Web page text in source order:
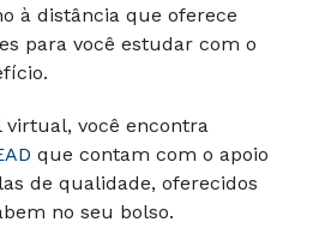
à distância que oferece
para você estudar com o
virtual, você encontra
que contam com o apoio
de qualidade, oferecidos
no seu bolso.